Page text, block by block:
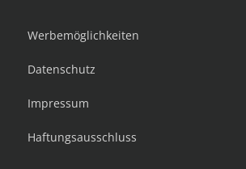
Werbemöglichkeiten
Datenschutz
Impressum
Haftungsausschluss